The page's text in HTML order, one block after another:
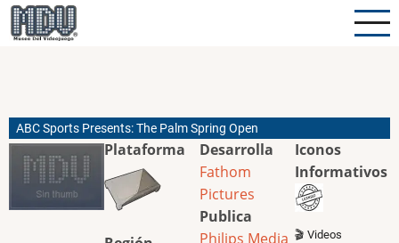
Pasar
al
ABC Sports Presents: The Palm Spring Open
Plataforma
Desarrolla
Fathom
Pictures
Publica
Philips Media
Iconos
Informativos
🎬 Videos